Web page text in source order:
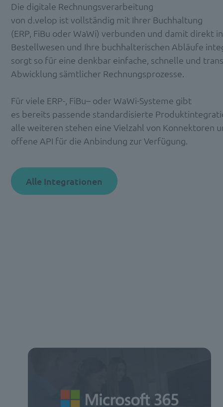
Die digitale Rechnungsverarbeitung
von d.velop istvollständig mit Ihrer Buchhaltung
(ERP, FiBu oder WaWi) verbunden und damit direkt
Bestellwesen und Ihre buchhalterischen Abläufe
sorgt so für eine denkbar einfache, schnelle und
Abwicklung sämtlicher Rechnungsprozesse.
Für viele ERP-, FiBu– oder WaWi-Systeme gibt
es bereits passende standardisierte
alleweiteren stehen eine Vielzahlvon Konnektoren
offene API für die Anbindung zur Verfügung.
Alle Integrationen